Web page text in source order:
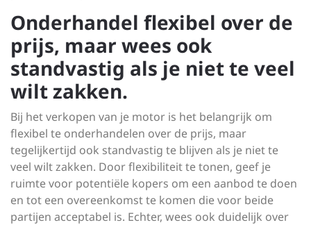
Onderhandel flexibel over de
prijs, maar wees ook
standvastig als je niet te veel
wilt zakken.
Bij het verkopen van je motor is het belangrijk om
flexibel te onderhandelen over de prijs, maar
tegelijkertijd ook standvastig te blijven als je niet te
veel wilt zakken. Door flexibiliteit te tonen, geef je
ruimte voor potentiële kopers om een aanbod te doen
en tot een overeenkomst te komen die voor beide
partijen acceptabel is. Echter, wees ook duidelijk over